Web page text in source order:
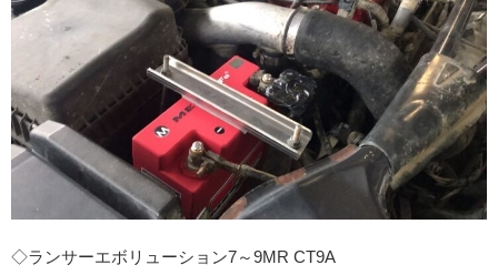
◇ランサーエボリューション7～9MR CT9A